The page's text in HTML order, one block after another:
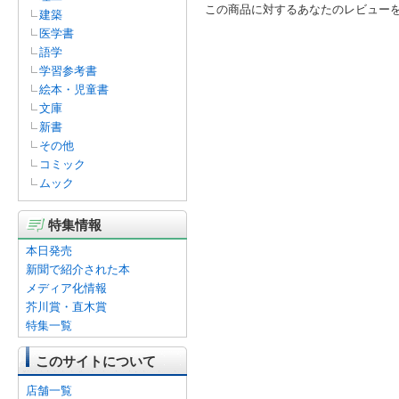
建築
医学書
語学
学習参考書
絵本・児童書
文庫
新書
その他
コミック
ムック
特集情報
本日発売
新聞で紹介された本
メディア化情報
芥川賞・直木賞
特集一覧
このサイトについて
店舗一覧
この商品に対するあなたのレビュー